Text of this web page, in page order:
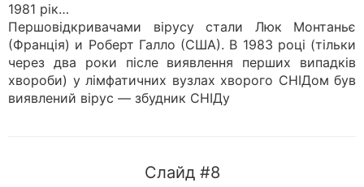
1981 рік…
Першовідкривачами вірусу стали Люк Монтаньє
(Франція) и Роберт Галло (США). В 1983 році (тільки
через два роки післе виявлення перших випадків
хвороби) у лімфатичних вузлах хворого СНІДом був
виявлений вірус — збудник СНІДу
Слайд #8